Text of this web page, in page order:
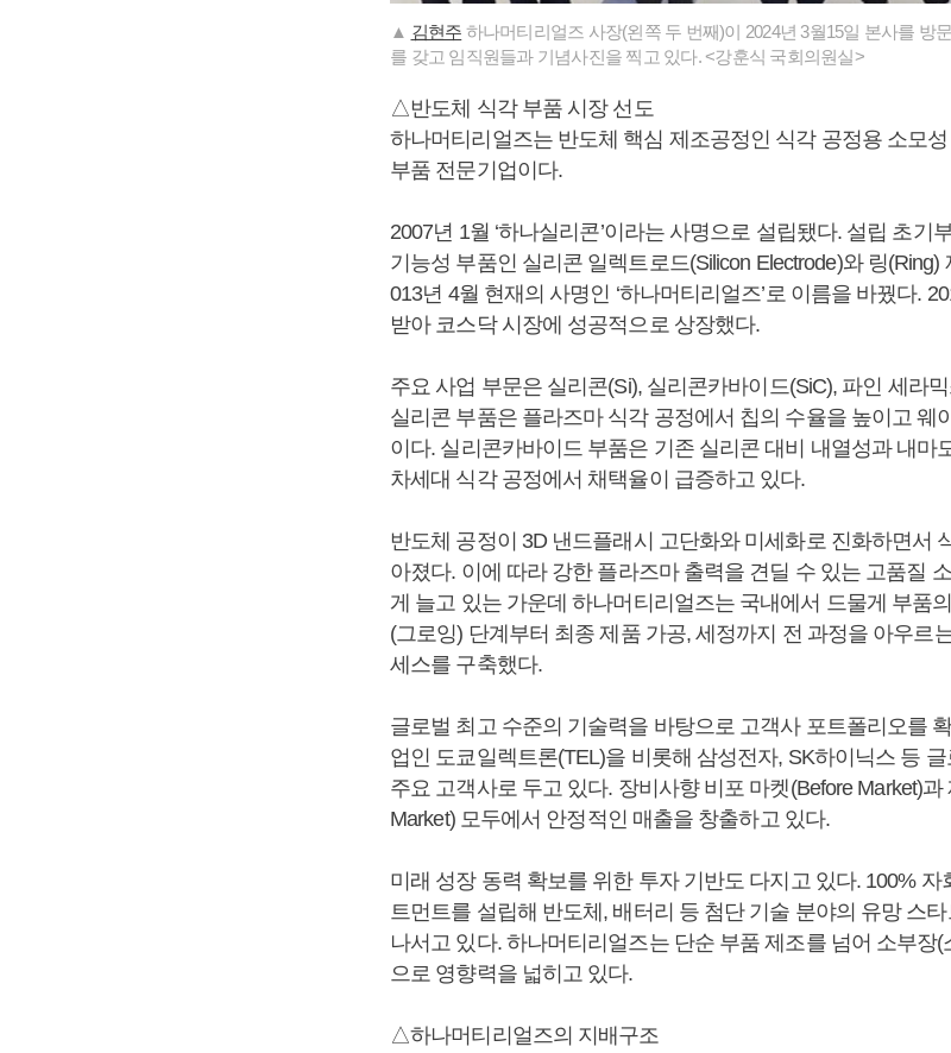
▲ 김현주 하나머티리얼즈 사장(왼쪽 두 번째)이 2024년 3월15일 본사를 방
를 갖고 임직원들과 기념사진을 찍고 있다. <강훈식 국회의원실>
△반도체 식각 부품 시장 선도
하나머티리얼즈는 반도체 핵심 제조공정인 식각 공정용 소모
부품 전문기업이다.
2007년 1월 ‘하나실리콘’이라는 사명으로 설립됐다. 설립 초기
기능성 부품인 실리콘 일렉트로드(Silicon Electrode)와 링(Ring)
013년 4월 현재의 사명인 ‘하나머티리얼즈’로 이름을 바꿨다.
받아 코스닥 시장에 성공적으로 상장했다.
주요 사업 부문은 실리콘(Si), 실리콘카바이드(SiC), 파인 세라
실리콘 부품은 플라즈마 식각 공정에서 칩의 수율을 높이고 웨
이다. 실리콘카바이드 부품은 기존 실리콘 대비 내열성과 내마
차세대 식각 공정에서 채택율이 급증하고 있다.
반도체 공정이 3D 낸드플래시 고단화와 미세화로 진화하면서
아졌다. 이에 따라 강한 플라즈마 출력을 견딜 수 있는 고품질
게 늘고 있는 가운데 하나머티리얼즈는 국내에서 드물게 부품
(그로잉) 단계부터 최종 제품 가공, 세정까지 전 과정을 아우르
세스를 구축했다.
글로벌 최고 수준의 기술력을 바탕으로 고객사 포트폴리오를
업인 도쿄일렉트론(TEL)을 비롯해 삼성전자, SK하이닉스 등
주요 고객사로 두고 있다. 장비사향 비포 마켓(Before Market)
Market) 모두에서 안정적인 매출을 창출하고 있다.
미래 성장 동력 확보를 위한 투자 기반도 다지고 있다. 100%
트먼트를 설립해 반도체, 배터리 등 첨단 기술 분야의 유망 스
나서고 있다. 하나머티리얼즈는 단순 부품 제조를 넘어 소부장(
으로 영향력을 넓히고 있다.
△하나머티리얼즈의 지배구조